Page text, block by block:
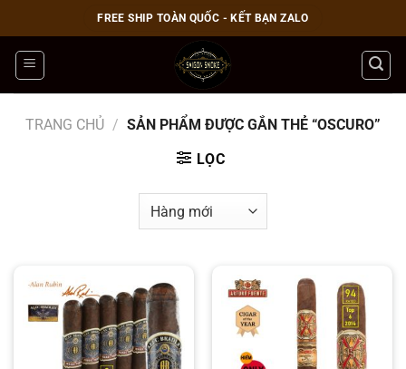
qua
nội
dung
FREE SHIP TOÀN QUỐC - KẾT BẠN ZALO
TRANG CHỦ / SẢN PHẨM ĐƯỢC GẮN THẺ “OSCURO”
LỌC